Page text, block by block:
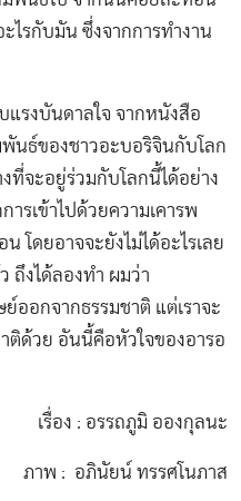
ไรกับมัน ซึ่งจากการทำงาน
แรงบันดาลใจ จากหนังสือ
พันธ์ของชาวอะบอริจินกับโลก
ที่จะอยู่ร่วมกับโลกนี้ได้อย่าง
ารเข้าไปด้วยความเคารพ
โดยอาจจะยังไม่ได้อะไรเลย
ถึงได้ลองทำ ผมว่า
ออกจากธรรมชาติ แต่เราจะ
าติด้วย อันนี้คือหัวใจของอารอ
เรื่อง : อรรถภูมิ อองกุลนะ
ภาพ : อภินัยน์ ทรรศโนภาส